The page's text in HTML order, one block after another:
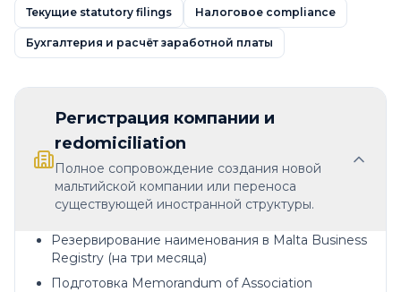
Текущие statutory filings Налоговое compliance
Бухгалтерия и расчёт заработной платы
Регистрация компании и
redomiciliation
Полное сопровождение создания новой
мальтийской компании или переноса
существующей иностранной структуры.
Резервирование наименования в Malta Business
Registry (на три месяца)
Подготовка Memorandum of Association